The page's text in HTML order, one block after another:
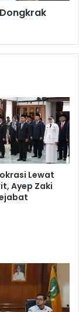
Lewat
Ayep Zaki